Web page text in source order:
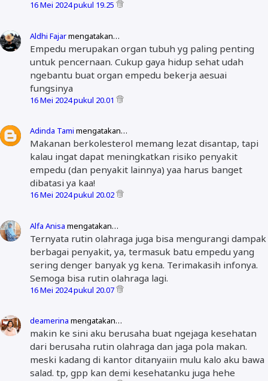
16 Mei 2024 pukul 19.25
Aldhi Fajarmengatakan…
Empedu merupakan organ tubuh yg paling penting
untuk pencernaan. Cukup gaya hidup sehat udah
ngebantu buat organ empedu bekerja aesuai
fungsinya
16 Mei 2024 pukul 20.01
Adinda Tami mengatakan…
Makanan berkolesterol memang lezat disantap, tapi
kalau ingat dapat meningkatkan risiko penyakit
empedu (dan penyakit lainnya) yaa harus banget
dibatasi ya kaa!
16 Mei 2024 pukul 20.02
Alfa Anisa mengatakan…
Ternyata rutin olahraga juga bisa mengurangi dampak
berbagai penyakit, ya, termasuk batu empedu yang
sering denger banyak yg kena. Terimakasih infonya.
Semoga bisa rutin olahraga lagi.
16 Mei 2024 pukul 20.07
deamerina mengatakan…
makin ke sini aku berusaha buat ngejaga kesehatan
dari berusaha rutin olahraga dan jaga pola makan.
meski kadang di kantor ditanyaiin mulu kalo aku bawa
salad. tp, gpp kan demi kesehatanku juga hehe